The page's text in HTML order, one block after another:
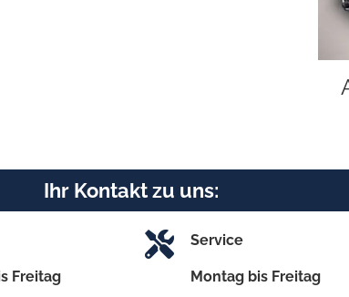
Ihr Kontakt zu uns:
Freitag
Service
Montag bis Freitag